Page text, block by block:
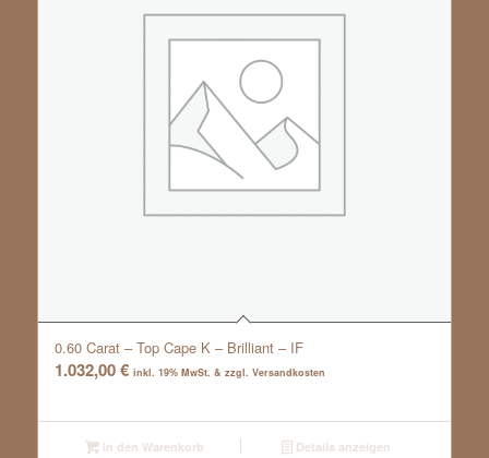
0.60 Carat – Top Cape K – Brilliant – IF
1.032,00€ inkl. 19% MwSt. & zzgl. Versandkosten
In den Warenkorb Details anzeigen